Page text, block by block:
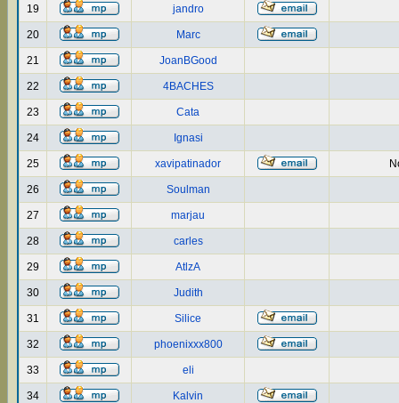
19 jandro
20 Marc
21 JoanBGood
22 4BACHES
23 Cata
24 Ignasi
25 xavipatinador
26 Soulman
27 marjau
28 carles
29 AtlzA
30 Judith
31 Silice
32 phoenixxx800
33 eli
34 Kalvin